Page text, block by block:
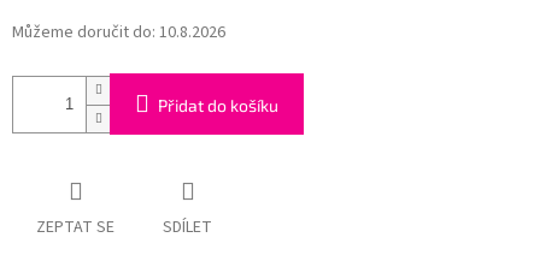
Můžeme doručit do: 10.8.2026
Přidat do košíku
ZEPTAT SE SDÍLET